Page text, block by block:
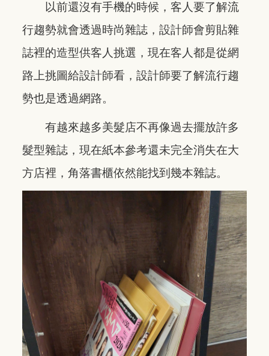
以前還沒有手機的時候，客人要了解流
行趨勢就會透過時尚雜誌，設計師會剪貼雜
誌裡的造型供客人挑選，現在客人都是從網
路上挑圖給設計師看，設計師要了解流行趨
勢也是透過網路。
有越來越多美髮店不再像過去擺放許多
髮型雜誌，現在紙本參考還未完全消失在大
方店裡，角落書櫃依然能找到幾本雜誌。